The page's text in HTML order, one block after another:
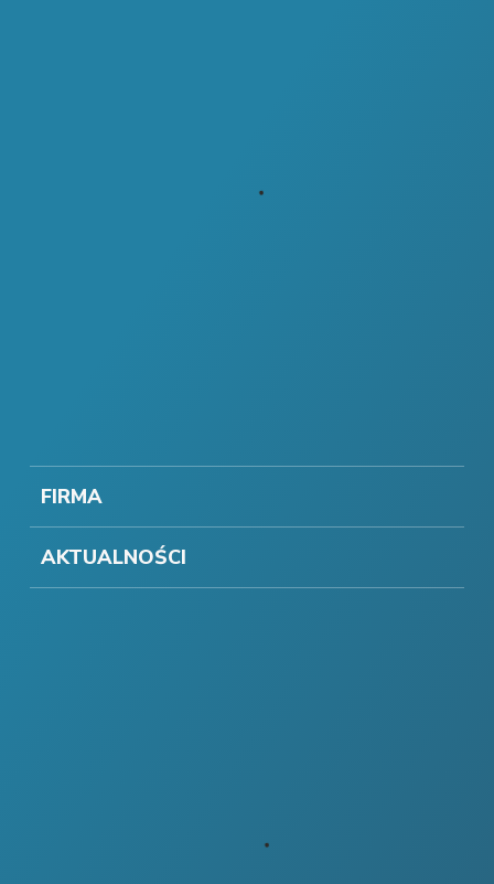
FIRMA
AKTUALNOŚCI